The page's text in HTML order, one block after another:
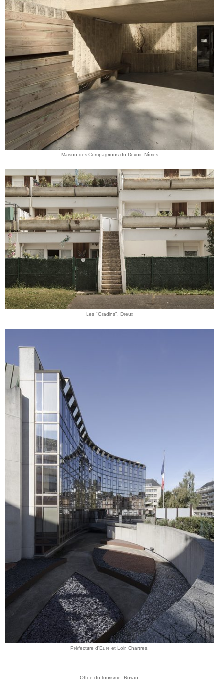
Maison des Compagnons du Devoir. Nîmes
Les "Gradins". Dreux
Préfecture d'Eure et Loir. Chartres.
Office du tourisme. Royan.